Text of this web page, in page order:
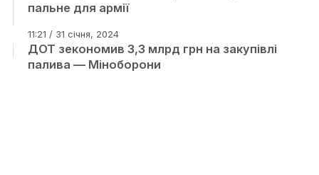
пальне для армії
11:21 / 31 січня, 2024
ДОТ зекономив 3,3 млрд грн на закупівлі
палива — Міноборони